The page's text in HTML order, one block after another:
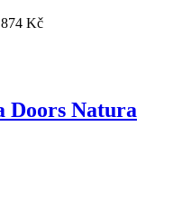
Kč
Doors Natura